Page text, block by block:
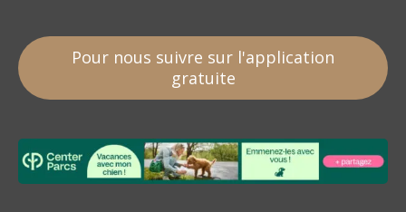
Pour nous suivre sur l'application
gratuite